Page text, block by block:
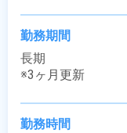
勤務期間
長期
※3ヶ月更新
勤務時間